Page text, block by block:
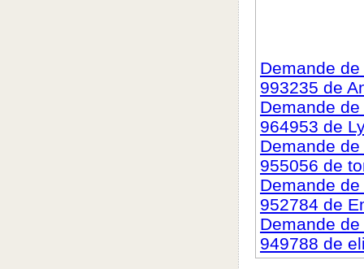
Demande
993235 de
Demande
964953 de
Demande
955056 de
Demande
952784 de
Demande
949788 de